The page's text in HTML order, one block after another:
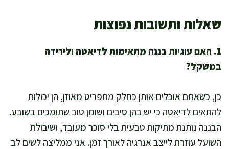
שאלות ותשובות נפוצות
1. האם עוגיות בננה מתאימות לדיאטה ולירידה
במשקל?
כן, כשאתם אוכלים אותן כחלק מתפריט מאוזן, הן יכולות
להתאים לדיאטה כי יש בהן סיבים ושומן טוב שתומכים בשובע.
הבננה נותנת מתיקות טבעית בלי סוכר מעובד, ושיבולת
השועל עוזרת לייצב אנרגיה לאורך זמן. אני ממליצה לשים לב